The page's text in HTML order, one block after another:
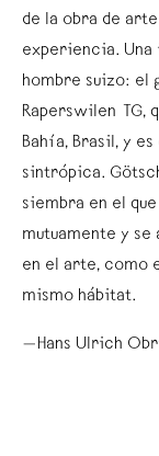
de la obra de
experiencia.
hombre suizo: el
Raperswilen TG,
Bahía, Brasil, y
sintrópica.
siembra en el
mutuamente y se
en el arte, como
mismo hábitat.
—Hans Ulrich